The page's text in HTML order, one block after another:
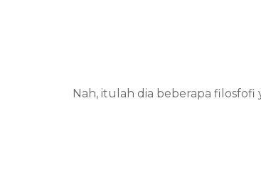
Nah, itulah dia beberapa